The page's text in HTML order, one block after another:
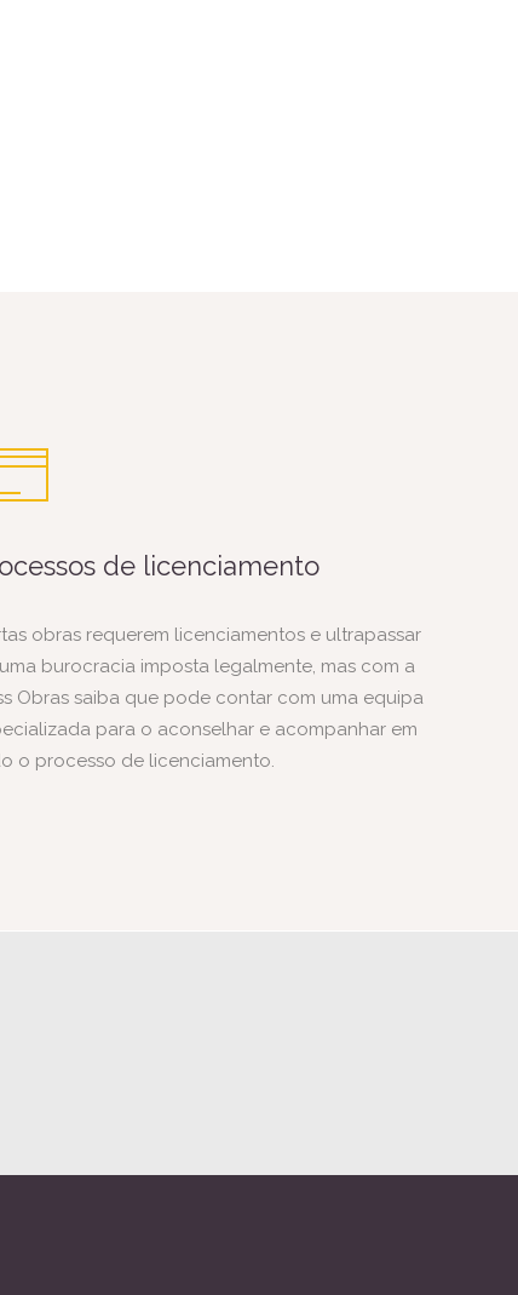
de licenciamento
obras requerem licenciamentos e ultrapassar
burocracia imposta legalmente, mas com a
Obras saiba que pode contar com uma equipa
para o aconselhar e acompanhar em
o processo de licenciamento.